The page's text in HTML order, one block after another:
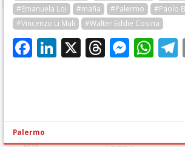
#Emanuela Loi
#mafia #Palermo
#Paolo
#Vincenzo Li Muli
#Walter Eddie Cosina
Facebook
LinkedIn
X Threads
Palermo